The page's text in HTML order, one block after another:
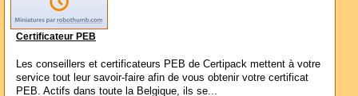
Certificateur PEB
Les conseillers et certificateurs PEB de Certipack mettent à votre
service tout leur savoir-faire afin de vous obtenir votre certificat
PEB. Actifs dans toute la Belgique, ils se...